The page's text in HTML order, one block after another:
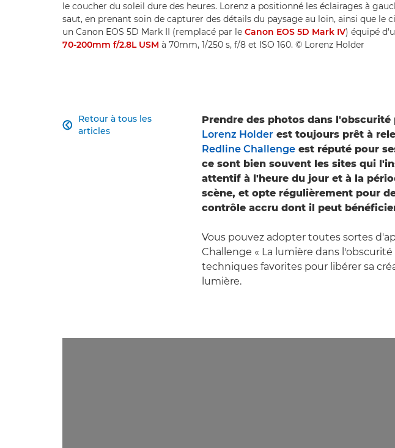
le coucher du soleil dure des heures. Lorenz a positionné les éclairages à
saut, en prenant soin de capturer des détails du paysage au loin, ainsi que le
un Canon EOS 5D Mark II (remplacé par le Canon EOS 5D Mark IV) équipé
70-200mm f/2.8L USM à 70mm, 1/250 s, f/8 et ISO 160. © Lorenz Holder
Retour à tous les
articles

Prendre des photos dans
Lorenz Holder est toujours prêt à
Redline Challenge est réputé pour
ce sont bien souvent les sites qui
attentif à l'heure du jour et à la
scène, et opte régulièrement pour
contrôle accru dont il peut
Vous pouvez adopter toutes sortes
Challenge « La lumière dans
techniques favorites pour libérer sa
lumière.